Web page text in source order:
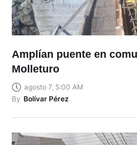
Amplían puente en
Molleturo
agosto 7, 5:00 AM
By Bolívar Pérez